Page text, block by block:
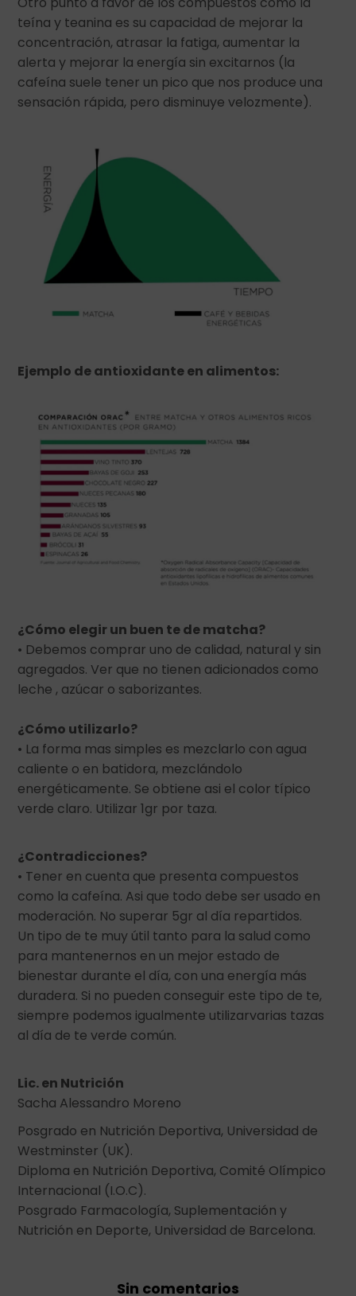
teína y teanina es su capacidad de mejorar la
concentración, atrasar la fatiga, aumentar la
alerta y mejorar la energía sin excitarnos (la
cafeína suele tener un pico que nos produce una
sensación rápida, pero disminuye velozmente).
Ejemplo de antioxidante en alimentos:
¿Cómo elegir un buen te de matcha?
• Debemos comprar uno de calidad, natural y sin
agregados. Ver que no tienen adicionados como
leche , azúcar o saborizantes.
¿Cómo utilizarlo?
• La forma mas simples es mezclarlo con agua
caliente o en batidora, mezclándolo
energéticamente. Se obtiene asi el color típico
verde claro. Utilizar 1gr por taza.
¿Contradicciones?
• Tener en cuenta que presenta compuestos
como la cafeína. Asi que todo debe ser usado en
moderación. No superar 5gr al día repartidos.
Un tipo de te muy útil tanto para la salud como
para mantenernos en un mejor estado de
bienestar durante el día, con una energía más
duradera. Si no pueden conseguir este tipo de te,
siempre podemos igualmente utilizarvarias tazas
al día de te verde común.
Lic. en Nutrición
Sacha Alessandro Moreno
Posgrado en Nutrición Deportiva, Universidad de
Westminster (UK).
Diploma en Nutrición Deportiva, Comité Olímpico
Internacional (I.O.C).
Posgrado Farmacología, Suplementación y
Nutrición en Deporte, Universidad de Barcelona.
Sin comentarios